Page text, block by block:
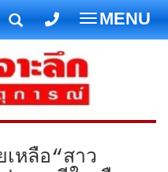
T
o
g
g
l
e
a
MENU
หลือ“สาว